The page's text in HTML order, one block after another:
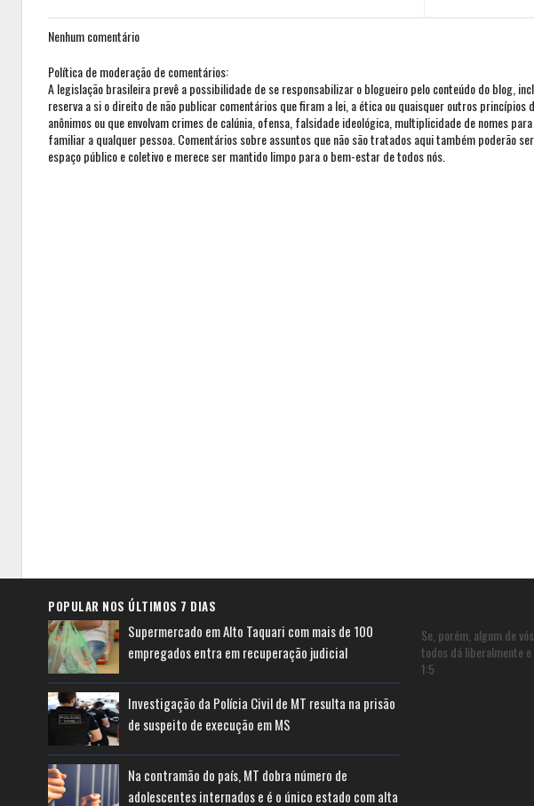
Nenhum comentário
Política de moderação de comentários:
A legislação brasileira prevê a possibilidade de se responsabilizar o blogueiro pelo conteúdo do blog,
reserva a si o direito de não publicar comentários que firam a lei, a ética ou quaisquer outros princípios
anônimos ou que envolvam crimes de calúnia, ofensa, falsidade ideológica, multiplicidade de nomes
familiar a qualquer pessoa. Comentários sobre assuntos que não são tratados aqui também poderão
espaço público e coletivo e merece ser mantido limpo para o bem-estar de todos nós.
POPULAR NOS ÚLTIMOS 7 DIAS
Supermercado em Alto Taquari com mais de 100
empregados entra em recuperação judicial
Investigação da Polícia Civil de MT resulta na prisão
de suspeito de execução em MS
Na contramão do país, MT dobra número de
adolescentes internados e é o único estado com alta
Se, porém, algum de
todos dá liberalmente
1:5